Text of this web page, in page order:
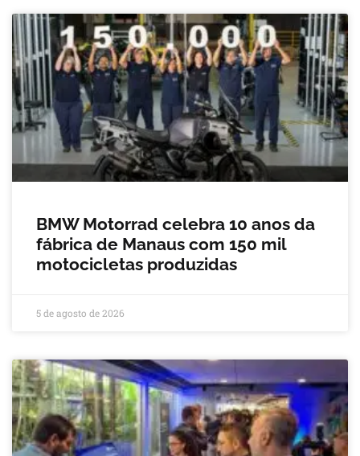
BMW Motorrad celebra 10 anos da
fábrica de Manaus com 150 mil
motocicletas produzidas
5 de agosto de 2026